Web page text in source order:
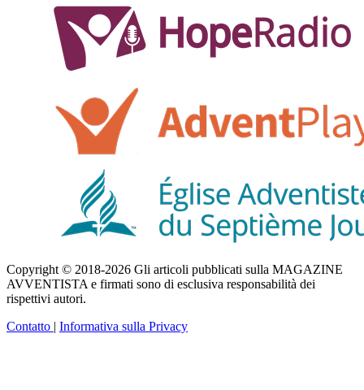
Copyright © 2018-2026 Gli articoli pubblicati sulla MAGAZINE
AVVENTISTA e firmati sono di esclusiva responsabilità dei
rispettivi autori.
Contatto | Informativa sulla Privacy